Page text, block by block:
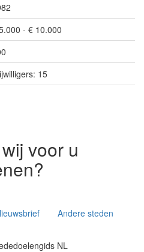
- € 10.000
15
voor u
Andere steden
NL